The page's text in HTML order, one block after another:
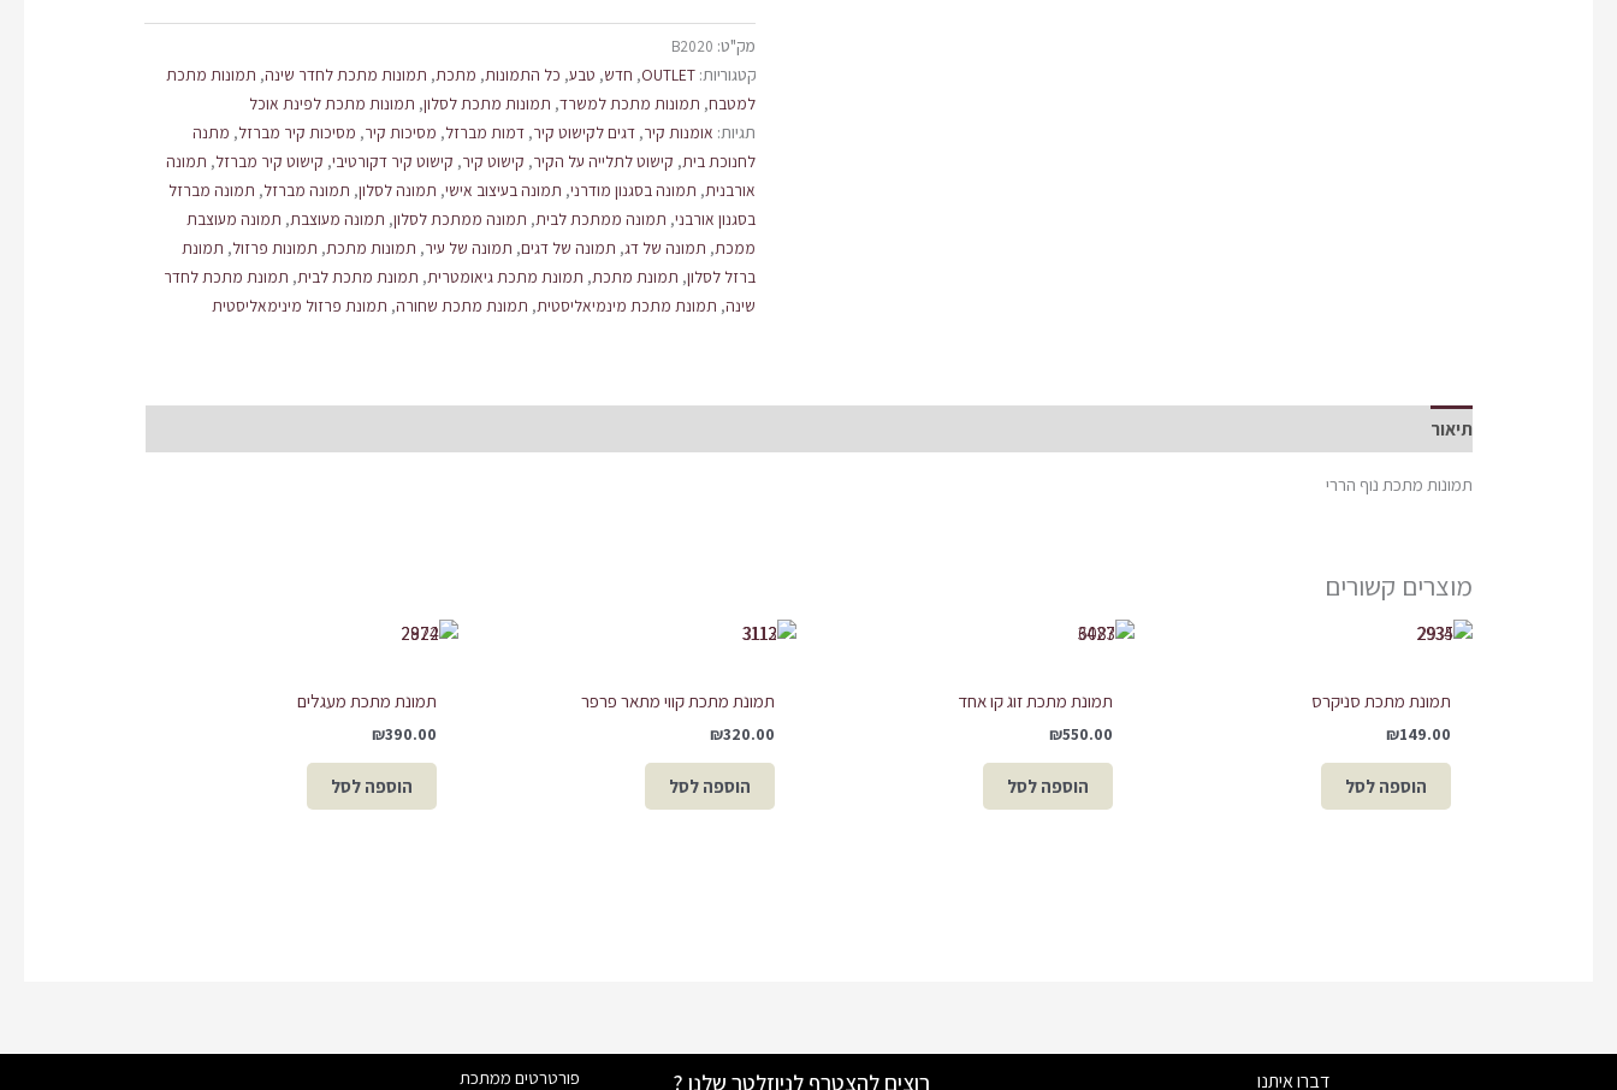
מק"ט: B2020
קטגוריות:OUTLET
, חדש, טבע, כל התמונות, מתכת, תמונות מתכת לחדר שינה, תמונות מתכת
למטבח, תמונות מתכת למשרד, תמונות מתכת לסלון, תמונות מתכת לפינת אוכל
תגיות: אומנות קיר,דגים לקישוט קיר,דמות מברזל, מסיכות קיר, מסיכות קיר מברזל, מתנה
לחנוכת בית, קישוט לתלייה על הקיר, קישוט קיר, קישוט קיר דקורטיבי, קישוט קיר מברזל, תמונה
אורבנית, תמונה בסגנון מודרני, תמונה בעיצוב אישי, תמונה לסלון, תמונה מברזל, תמונה מברזל
בסגנון אורבני, תמונה ממתכת לבית, תמונה ממתכת לסלון, תמונה מעוצבת, תמונה מעוצבת
ממכת, תמונה של דג, תמונה של דגים, תמונה של עיר, תמונות מתכת, תמונות פרזול, תמונת
ברזל לסלון, תמונת מתכת, תמונת מתכת גיאומטרית, תמונת מתכת לבית, תמונת מתכת לחדר
שינה, תמונת מתכת מינמיאליסטית, תמונת מתכת שחורה, תמונת פרזול מינימאליסטית
תיאור
תמונות מתכת נוף הררי
מוצרים קשורים
תמונת מתכת סניקרס
₪149.00
הוספה לסל
תמונת מתכת זוג קו אחד
₪550.00
הוספה לסל
תמונת מתכת קווי מתאר פרפר
₪320.00
הוספה לסל
תמונת מתכת מעגלים
₪390.00
הוספה לסל
דברו איתנו רוצים להצטרף לניוזלטר שלנו ?
פורטרטים ממתכת